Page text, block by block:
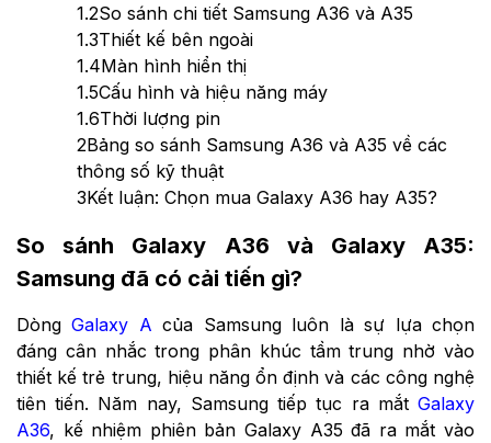
1.2So sánh chi tiết Samsung A36 và A35
1.3Thiết kế bên ngoài
1.4Màn hình hiển thị
1.5Cấu hình và hiệu năng máy
1.6Thời lượng pin
2Bảng so sánh Samsung A36 và A35 về các
thông số kỹ thuật
3Kết luận: Chọn mua Galaxy A36 hay A35?
So sánh Galaxy A36 và Galaxy A35:
Samsung đã có cải tiến gì?
DòngGalaxy A của Samsung luôn là sự lựa chọn
đáng cân nhắc trong phân khúc tầm trung nhờ vào
thiết kế trẻ trung, hiệu năng ổn định và các công nghệ
tiên tiến. Năm nay, Samsung tiếp tục ra mắt Galaxy
A36, kế nhiệm phiên bản Galaxy A35 đã ra mắt vào